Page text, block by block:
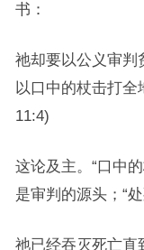
书：
祂却要以公义审判
以口中的杖击打
11:4)
这论及主。“口中
是审判的源头；“
祂已经吞灭死亡直